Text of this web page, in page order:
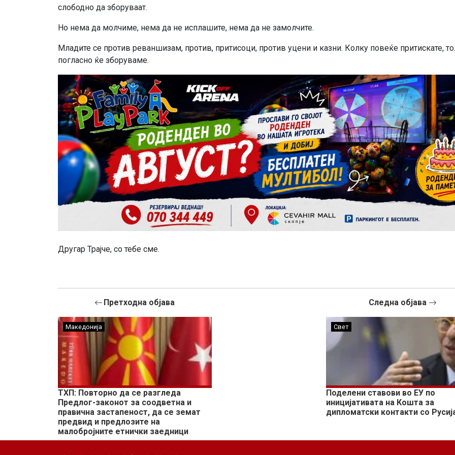
слободно да зборуваат.
Но нема да молчиме, нема да не исплашите, нема да не замолчите.
Младите се против реваншизам, против, притисоци, против уцени и казни. Колку повеќе притискате,
погласно ќе зборуваме.
Другар Трајче, со тебе сме.
Претходна објава
Македонија
ТХП: Повторно да се разгледа
Предлог-законот за соодветна и
правична застапеност, да се земат
предвид и предлозите на
малобројните етнички заедници
Следна објава
Свет
Поделени ставови во ЕУ по
иницијативата на Кошта за
дипломатски контакти со